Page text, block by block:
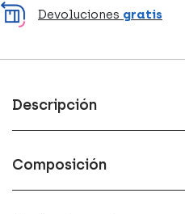
Devoluciones gratis
Descripción
Composición